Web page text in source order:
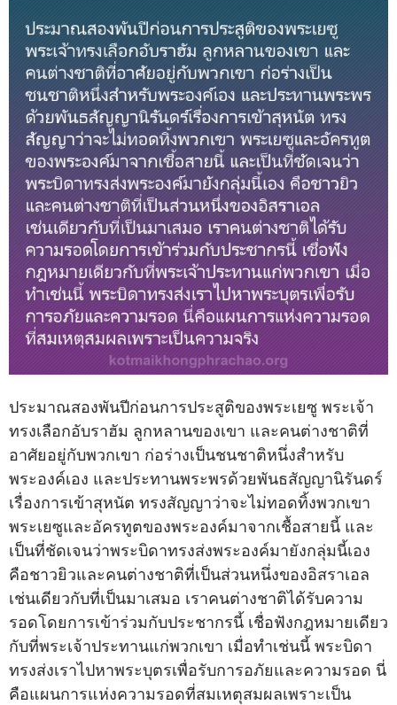
ประมาณสองพันปีก่อนการประสูติของพระเยซู พระเจ้า
ทรงเลือกอับราฮัม ลูกหลานของเขา และคนต่างชาติที่
อาศัยอยู่กับพวกเขา ก่อร่างเป็นชนชาติหนึ่งสำหรับ
พระองค์เอง และประทานพระพรด้วยพันธสัญญานิรันดร์
เรื่องการเข้าสุหนัต ทรงสัญญาว่าจะไม่ทอดทิ้งพวกเขา
พระเยซูและอัครทูตของพระองค์มาจากเชื้อสายนี้ และ
เป็นที่ชัดเจนว่าพระบิดาทรงส่งพระองค์มายังกลุ่มนี้เอง
คือชาวยิวและคนต่างชาติที่เป็นส่วนหนึ่งของอิสราเอล
เช่นเดียวกับที่เป็นมาเสมอ เราคนต่างชาติได้รับความ
รอดโดยการเข้าร่วมกับประชากรนี้ เชื่อฟังกฎหมายเดียว
กับที่พระเจ้าประทานแก่พวกเขา เมื่อทำเช่นนี้ พระบิดา
ทรงส่งเราไปหาพระบุตรเพื่อรับการอภัยและความรอด นี่
คือแผนการแห่งความรอดที่สมเหตุสมผลเพราะเป็น